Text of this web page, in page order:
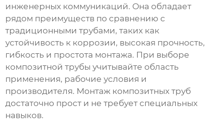
инженерных коммуникаций. Она обладает
рядом преимуществ по сравнению с
традиционными трубами, таких как
устойчивость к коррозии, высокая прочность,
гибкость и простота монтажа. При выборе
композитной трубы учитывайте область
применения, рабочие условия и
производителя. Монтаж композитных труб
достаточно прост и не требует специальных
навыков.